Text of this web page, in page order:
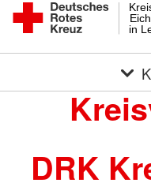
in
DRK